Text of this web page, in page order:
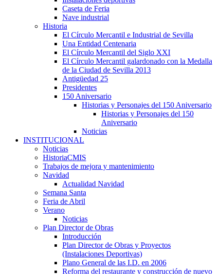
Caseta de Feria
Nave industrial
Historia
El Círculo Mercantil e Industrial de Sevilla
Una Entidad Centenaria
El Círculo Mercantil del Siglo XXI
El Círculo Mercantil galardonado con la Medalla
de la Ciudad de Sevilla 2013
Antigüedad 25
Presidentes
150 Aniversario
Historias y Personajes del 150 Aniversario
Historias y Personajes del 150
Aniversario
Noticias
INSTITUCIONAL
Noticias
HistoriaCMIS
Trabajos de mejora y mantenimiento
Navidad
Actualidad Navidad
Semana Santa
Feria de Abril
Verano
Noticias
Plan Director de Obras
Introducción
Plan Director de Obras y Proyectos
(Instalaciones Deportivas)
Plano General de las I.D. en 2006
Reforma del restaurante y construcción de nuevo